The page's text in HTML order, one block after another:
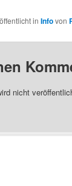
in Infovon
nicht